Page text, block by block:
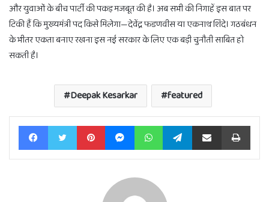
और युवाओं के बीच पार्टी की पकड़ मजबूत की है। अब सभी की निगाहें इस बात पर
टिकी हैं कि मुख्यमंत्री पद किसे मिलेगा—देवेंद्र फडणवीस या एकनाथ शिंदे। गठबंधन
के भीतर एकता बनाए रखना इस नई सरकार के लिए एक बड़ी चुनौती साबित हो
सकती है।
Deepak Kesarkar featured
FacebookTwitter PinterestMessengerWhatsAppTelegramShare via Email Print